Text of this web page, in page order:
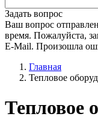
Задать вопрос
Ваш вопрос
время. Пожалуйста,
E-Mail. Произошла
Главная
Тепловое
Тепловое